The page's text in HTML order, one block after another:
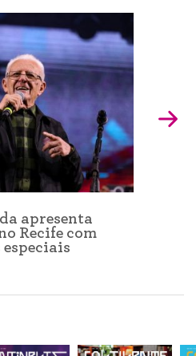
apresenta
Recife com